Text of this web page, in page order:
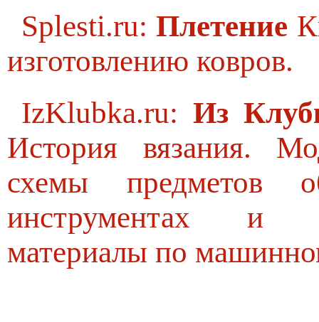
Splesti.ru:Плетение
изготовлению ковров.
IzKlubka.ru:Из
История вязания.
схемы предметов
инструментах и
материалы по